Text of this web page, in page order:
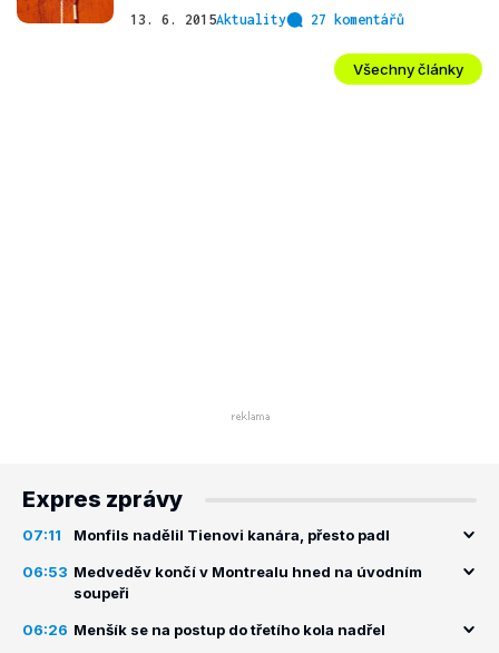
13. 6. 2015Aktuality 27 komentářů
Všechny články
Expres zprávy
07:11 Monfils nadělil Tienovi kanára, přesto padl
06:53 Medveděv končí v Montrealu hned na úvodním
soupeři
06:26 Menšík se na postup do třetího kola nadřel